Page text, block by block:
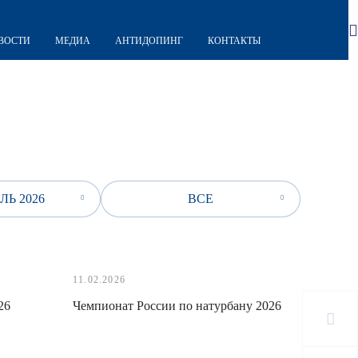
МЕДИА АНТИДОПИНГ КОНТАКТЫ
2026 ВСЕ
11.02.2026
Чемпионат России по натурбану 2026